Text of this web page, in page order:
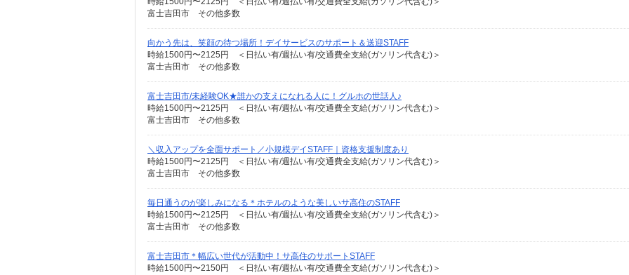
富士吉田市 その他多数
向かう先は、笑顔の待つ場所！デイサービスのサポート＆送迎STAFF
時給1500円〜2125円 ＜日払い有/週払い有/交通費全支給(ガソリン代含む)＞
富士吉田市 その他多数
富士吉田市/未経験OK★誰かの支えになれる人に！グルホの世話人♪
時給1500円〜2125円 ＜日払い有/週払い有/交通費全支給(ガソリン代含む)＞
富士吉田市 その他多数
＼収入アップを全面サポート／小規模デイSTAFF｜資格支援制度あり
時給1500円〜2125円 ＜日払い有/週払い有/交通費全支給(ガソリン代含む)＞
富士吉田市 その他多数
毎日通うのが楽しみになる＊ホテルのような美しいサ高住のSTAFF
時給1500円〜2125円 ＜日払い有/週払い有/交通費全支給(ガソリン代含む)＞
富士吉田市 その他多数
富士吉田市＊幅広い世代が活動中！サ高住のサポートSTAFF
時給1500円〜2150円 ＜日払い有/週払い有/交通費全支給(ガソリン代含む)＞